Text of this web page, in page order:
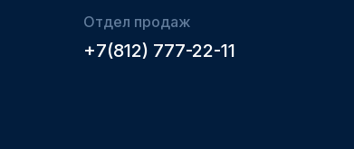
Отдел продаж
+7(812) 777-22-11